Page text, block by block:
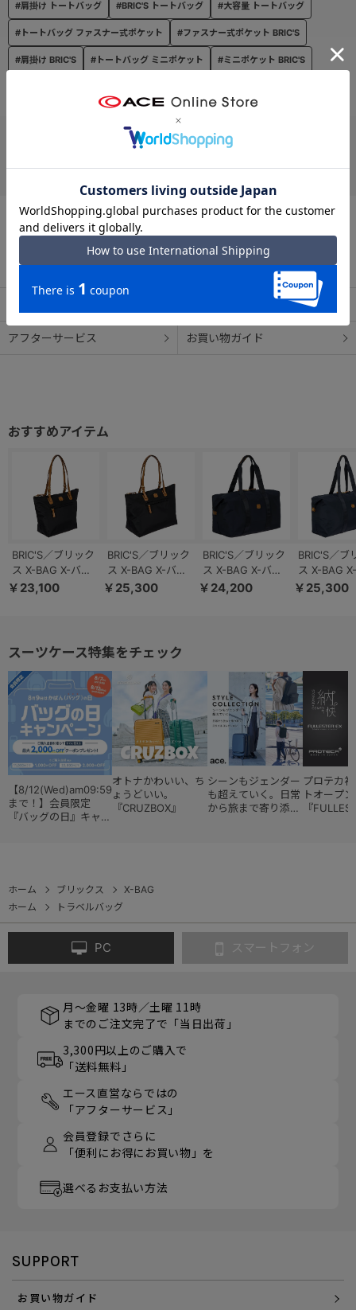
クレジットカード
この商品について問い合わせる
アフターサービス お買い物ガイド
#肩掛け トートバッグ #BRIC'S トートバッグ #大容量 トートバッグ
#トートバッグ ファスナー式ポケット #ファスナー式ポケット BRIC'S
#肩掛け BRIC'S #トートバッグ ミニポケット #ミニポケット BRIC'S
BRIC'S／ブリック
ス X-BAG X-バッ
グ トートバッグ
￥23,100
BRIC'S／ブリック
ス X-BAG X-バッ
グ トートバッグ
￥25,300
BRIC'S／ブリック
ス X-BAG X-バッ
グ ミドルサイズ
￥24,200
BRIC'S／ブ
ス X-BAG
グ ラージサ
￥25,300
スーツケース特集をチェック
【8/12(Wed)am09:59
まで！】会員限定
『バッグの日』キャン
オトナかわいい、ち
ょうどいい。
『CRUZBOX』
シーンもジェンダー
も超えていく。日常
から旅まで寄り添う
プロテカ
トオープ
『
ホーム ブリックス
X-BAG
ホーム
トラベルバッグ
PC スマートフォン
月～金曜 13時／土曜 11時
までのご注文完了で「当日出荷」
3,300円以上のご購入で
「送料無料」
エース直営ならではの
「アフターサービス」
会員登録でさらに
「便利にお得にお買い物」を
選べるお支払い方法
SUPPORT
お買い物ガイド